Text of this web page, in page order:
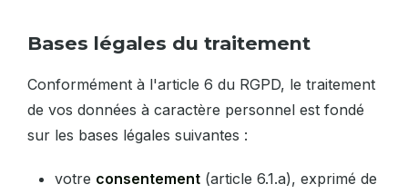
Bases légales du traitement
Conformément à l'article 6 du RGPD, le traitement
de vos données à caractère personnel est fondé
sur les bases légales suivantes :
votre consentement (article 6.1.a), exprimé de